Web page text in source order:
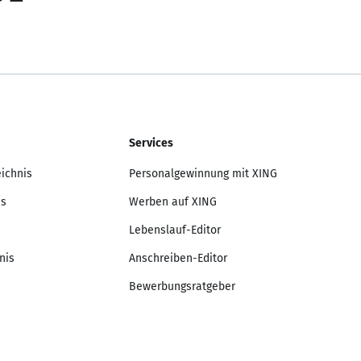
Services
Personalgewinnung mit XING
Werben auf XING
Lebenslauf-Editor
Anschreiben-Editor
Bewerbungsratgeber